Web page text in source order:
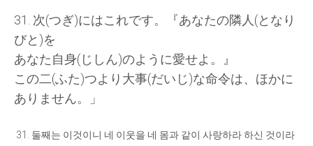
31. 次(つぎ)にはこれです。『あなたの隣人 (となり
びと )を
あなた自身(じしん)のように愛せよ 。』
この二(ふた)つより 大事(だいじ)な命令は、 ほかに
ありません。」
31. 둘째는 이것이니 네 이웃을 네 몸과 같이 사랑하라 하신 것이라